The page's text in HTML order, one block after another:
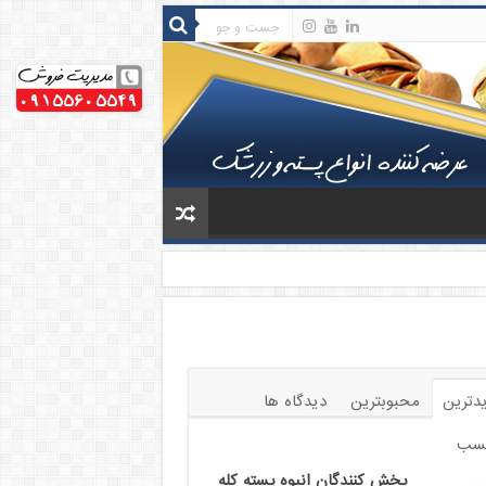
محبوبترین
دیدگاه ها
پخش کنندگان انبوه پسته کله